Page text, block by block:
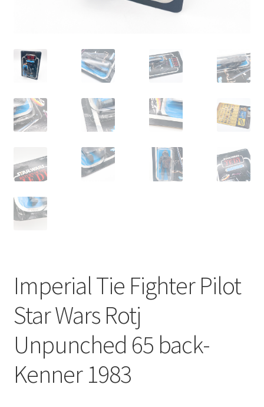
Imperial Tie Fighter Pilot
Star Wars Rotj
Unpunched 65 back-
Kenner 1983